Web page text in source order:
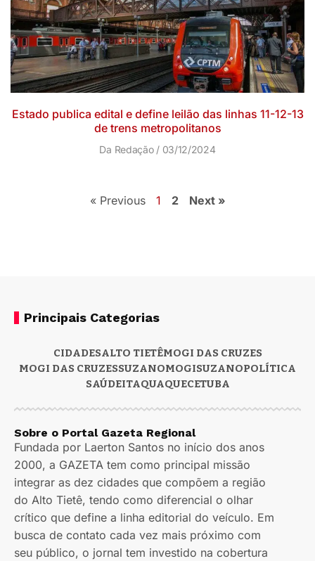
Estado publica edital e define leilão das linhas 11-12-13
de trens metropolitanos
Da Redação 03/12/2024
« Previous 1 2 Next »
Principais Categorias
CIDADESALTO TIETÊMOGI DAS CRUZES
MOGI DAS CRUZESSUZANOMOGISUZANOPOLÍTICA
SAÚDEITAQUAQUECETUBA
Sobre o Portal Gazeta Regional
Fundada por Laerton Santos no início dos anos
2000, a GAZETA tem como principal missão
integrar as dez cidades que compõem a região
do Alto Tietê, tendo como diferencial o olhar
crítico que define a linha editorial do veículo. Em
busca de contato cada vez mais próximo com
seu público, o jornal tem investido na cobertura